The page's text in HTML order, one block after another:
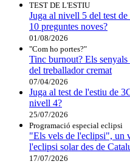
TEST DE L'ESTIU
Juga al nivell 5 del test
10 preguntes noves?
01/08/2026
"Com ho portes?"
Tinc burnout? Els
del treballador cremat
07/04/2026
Juga al test de l'estiu de
nivell 4?
25/07/2026
Programació especial eclipsi
"Els vels de l'eclipsi", un
l'eclipsi solar des de
17/07/2026